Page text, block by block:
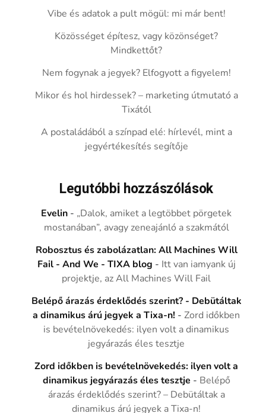
Vibe és adatok a pult mögül: mi már bent!
Közösséget építesz, vagy közönséget?
Mindkettőt?
Nem fogynak a jegyek? Elfogyott a figyelem!
Mikor és hol hirdessek? – marketing útmutató a
Tixától
A postaládából a színpad elé: hírlevél, mint a
jegyértékesítés segítője
Legutóbbi hozzászólások
Evelin - „Dalok, amiket a legtöbbet pörgetek
mostanában”, avagy zeneajánló a szakmától
Robosztus és zabolázatlan: All Machines Will
Fail - And We - TIXA blog - Itt van iamyank új
projektje, az All Machines Will Fail
Belépő árazás érdeklődés szerint? - Debütáltak
a dinamikus árú jegyek a Tixa-n! -Zord időkben
is bevételnövekedés: ilyen volt a dinamikus
jegyárazás éles tesztje
Zord időkben is bevételnövekedés: ilyen volt a
dinamikus jegyárazás éles tesztje - Belépő
árazás érdeklődés szerint? – Debütáltak a
dinamikus árú jegyek a Tixa-n!